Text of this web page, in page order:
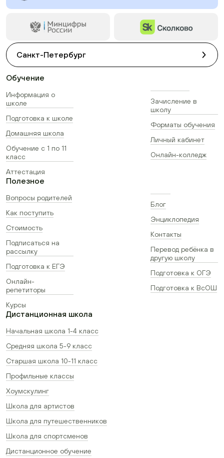
Санкт-Петербург
Обучение
Информация о
школе
Подготовка к школе
Домашняя школа
Обучение с 1 по 11
класс
Аттестация
Зачисление в
школу
Форматы обучения
Личный кабинет
Онлайн-колледж
Полезное
Вопросы родителей
Как поступить
Стоимость
Подписаться на
рассылку
Подготовка к ЕГЭ
Онлайн-
репетиторы
Курсы
Блог
Энциклопедия
Контакты
Перевод ребёнка в
другую школу
Подготовка к ОГЭ
Подготовка к ВсОШ
Дистанционная школа
Начальная школа 1-4 класс
Средняя школа 5-9 класс
Старшая школа 10-11 класс
Профильные классы
Хоумскулинг
Школа для артистов
Школа для путешественников
Школа для спортсменов
Дистанционное обучение